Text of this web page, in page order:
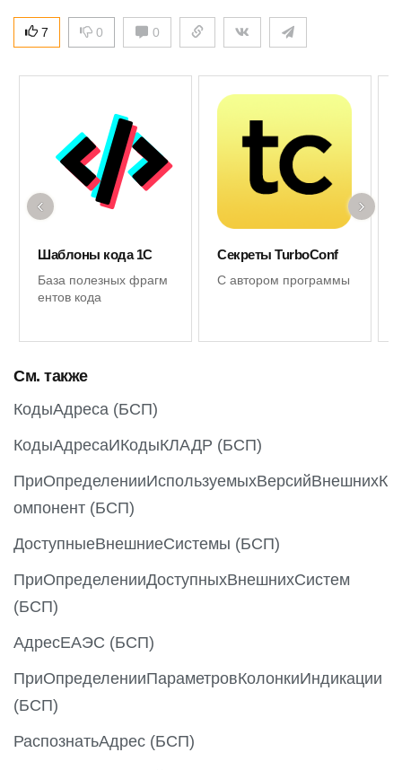
7 0 0
Шаблоны кода 1С
База полезных фрагм
ентов кода
Секреты TurboConf
С автором программы
‹ ›
См. также
КодыАдреса (БСП)
КодыАдресаИКодыКЛАДР (БСП)
ПриОпределенииИспользуемыхВерсийВнешнихК
омпонент (БСП)
ДоступныеВнешниеСистемы (БСП)
ПриОпределенииДоступныхВнешнихСистем
(БСП)
АдресЕАЭС (БСП)
ПриОпределенииПараметровКолонкиИндикации
(БСП)
РаспознатьАдрес (БСП)